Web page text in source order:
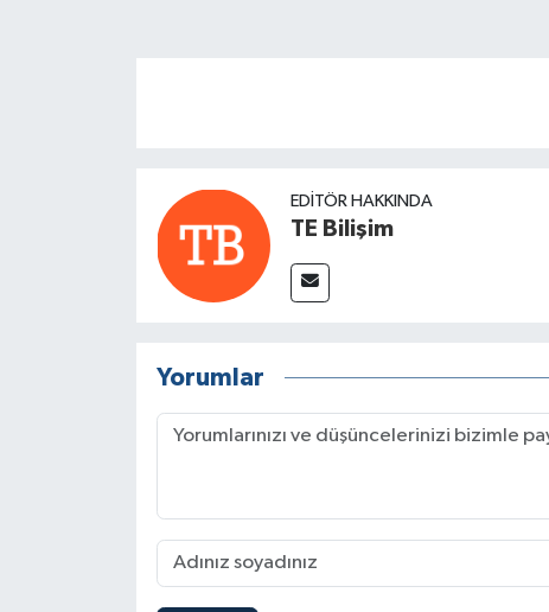
EDITÖR HAKKINDA
TE Bilişim
Yorumlar